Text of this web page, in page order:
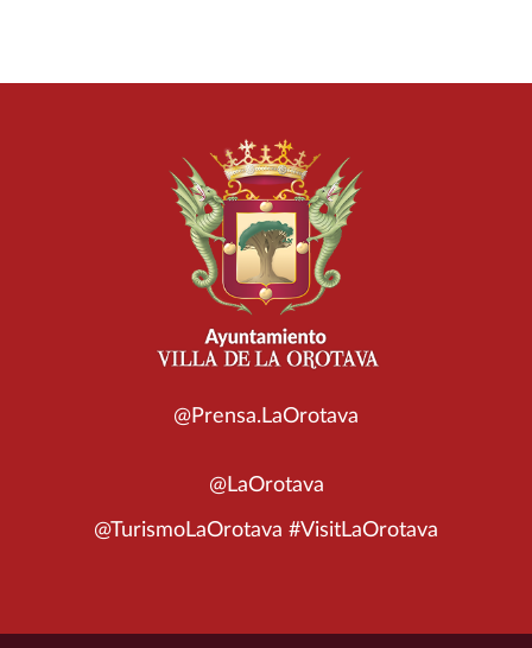
@Prensa.LaOrotava
@LaOrotava
@TurismoLaOrotava #VisitLaOrotava